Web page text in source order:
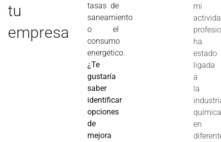
tu
empresa
tasas de
saneamiento
o el
consumo
energético.
¿Te
gustaría
saber
identificar
opciones
de
mejora
mi
ha
estado
ligada
a
la
en